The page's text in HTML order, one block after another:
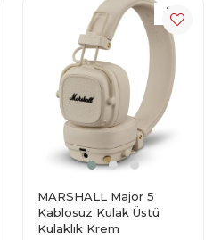
MARSHALL Major 5
Kablosuz Kulak Üstü
Kulaklık Krem